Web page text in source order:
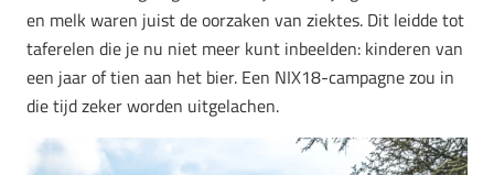
en melk waren juist de oorzaken van ziektes. Dit leidde tot
taferelen die je nu niet meer kunt inbeelden: kinderen van
een jaar of tien aan het bier. Een NIX18-campagne zou in
die tijd zeker worden uitgelachen.